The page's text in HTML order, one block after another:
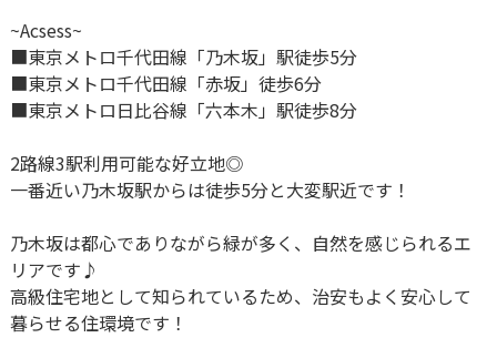
~Acsess~
■東京メトロ千代田線「乃木坂」駅徒歩5分
■東京メトロ千代田線「赤坂」徒歩6分
■東京メトロ日比谷線「六本木」駅徒歩8分
2路線3駅利用可能な好立地◎
一番近い乃木坂駅からは徒歩5分と大変駅近です！
乃木坂は都心でありながら緑が多く、自然を感じられるエ
リアです♪
高級住宅地として知られているため、治安もよく安心して
暮らせる住環境です！